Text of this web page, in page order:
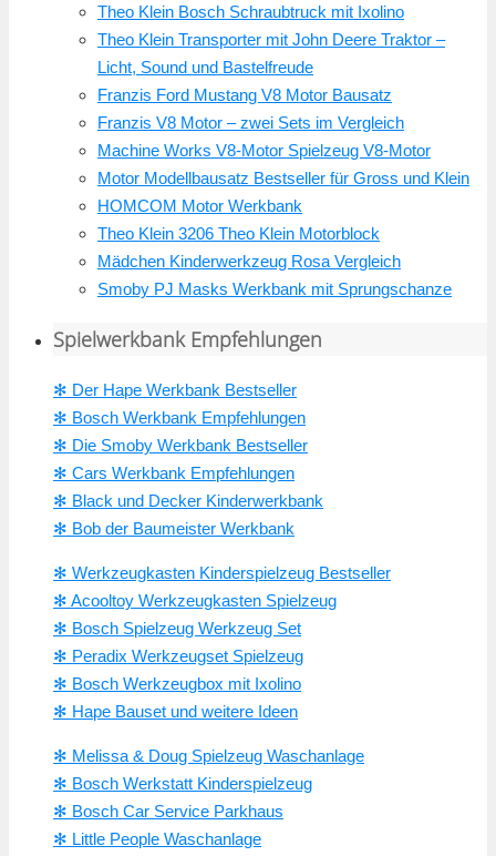
Theo Klein Bosch Schraubtruck mit Ixolino
Theo Klein Transporter mit John Deere Traktor –
Licht, Sound und Bastelfreude
Franzis Ford Mustang V8 Motor Bausatz
Franzis V8 Motor – zwei Sets im Vergleich
Machine Works V8-Motor Spielzeug V8-Motor
Motor Modellbausatz Bestseller für Gross und Klein
HOMCOM Motor Werkbank
Theo Klein 3206 Theo Klein Motorblock
Mädchen Kinderwerkzeug Rosa Vergleich
Smoby PJ Masks Werkbank mit Sprungschanze
Spielwerkbank Empfehlungen
✻ Der Hape Werkbank Bestseller
✻ Bosch Werkbank Empfehlungen
✻ Die Smoby Werkbank Bestseller
✻ Cars Werkbank Empfehlungen
✻ Black und Decker Kinderwerkbank
✻ Bob der Baumeister Werkbank
✻ Werkzeugkasten Kinderspielzeug Bestseller
✻ Acooltoy Werkzeugkasten Spielzeug
✻ Bosch Spielzeug Werkzeug Set
✻ Peradix Werkzeugset Spielzeug
✻ Bosch Werkzeugbox mit Ixolino
✻ Hape Bauset und weitere Ideen
✻ Melissa & Doug Spielzeug Waschanlage
✻ Bosch Werkstatt Kinderspielzeug
✻ Bosch Car Service Parkhaus
✻ Little People Waschanlage